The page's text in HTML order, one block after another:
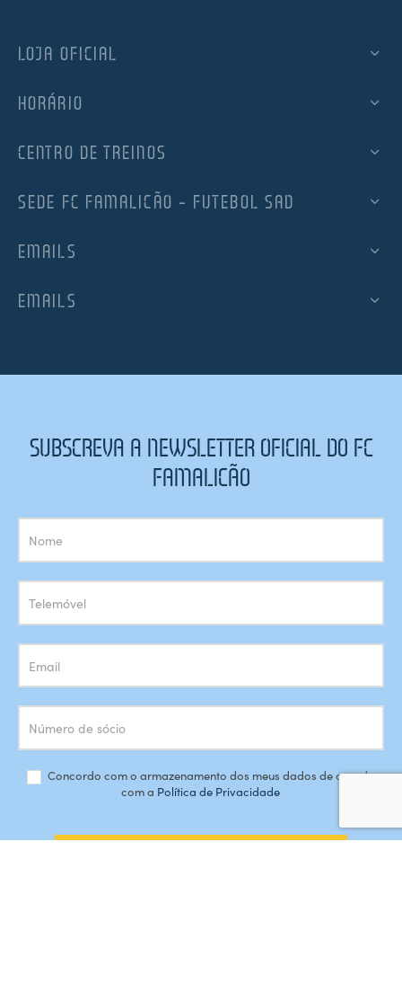
LOJA OFICIAL
HORÁRIO
CENTRO DE TREINOS
SEDE FC FAMALICÃO – FUTEBOL SAD
EMAILS
EMAILS
SUBSCREVA A NEWSLETTER OFICIAL DO FC
FAMALICÃO
Subscrição
Newsletter
Concordo com o armazenamento dos meus dados de acordo
com a Política de Privacidade